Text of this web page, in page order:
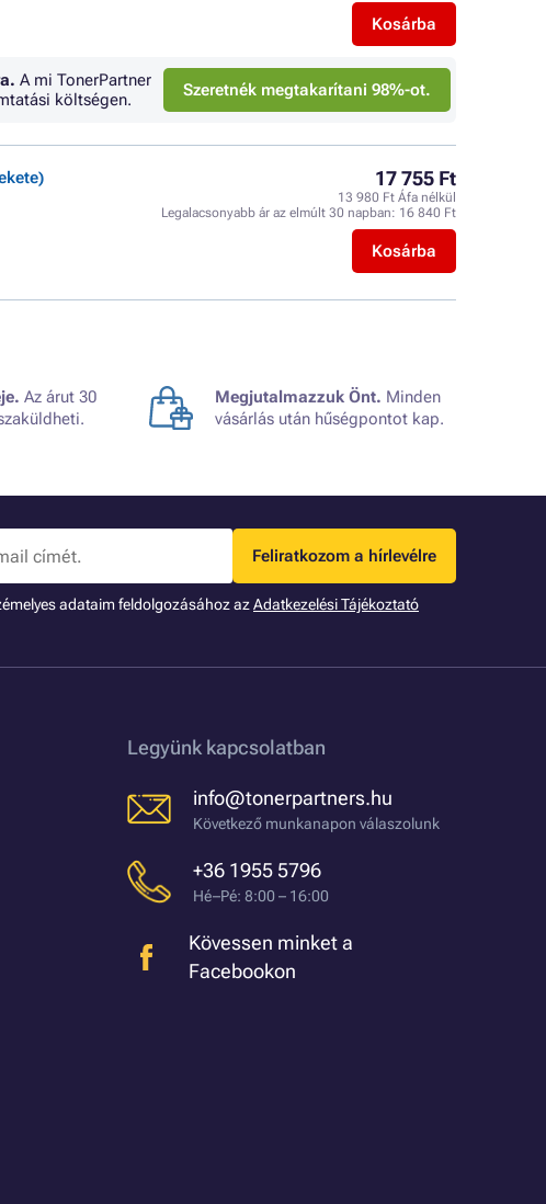
Kosárba
A mi TonerPartner
költségen. Szeretnék megtakarítani 98%-ot.
17 755 Ft
13 980 Ft Áfa nélkül
Legalacsonyabb ár az elmúlt 30 napban: 16 840 Ft
Kosárba
Az árut 30
Megjutalmazzuk Önt. Minden
vásárlás után hűségpontot kap.
Feliratkozom a hírlevélre
adataim feldolgozásához azAdatkezelési Tájékoztató
Legyünk kapcsolatban
info@tonerpartners.hu
Következő munkanapon válaszolunk
+36 1955 5796
Hé–Pé: 8:00 – 16:00
Kövessen minket a
Facebookon